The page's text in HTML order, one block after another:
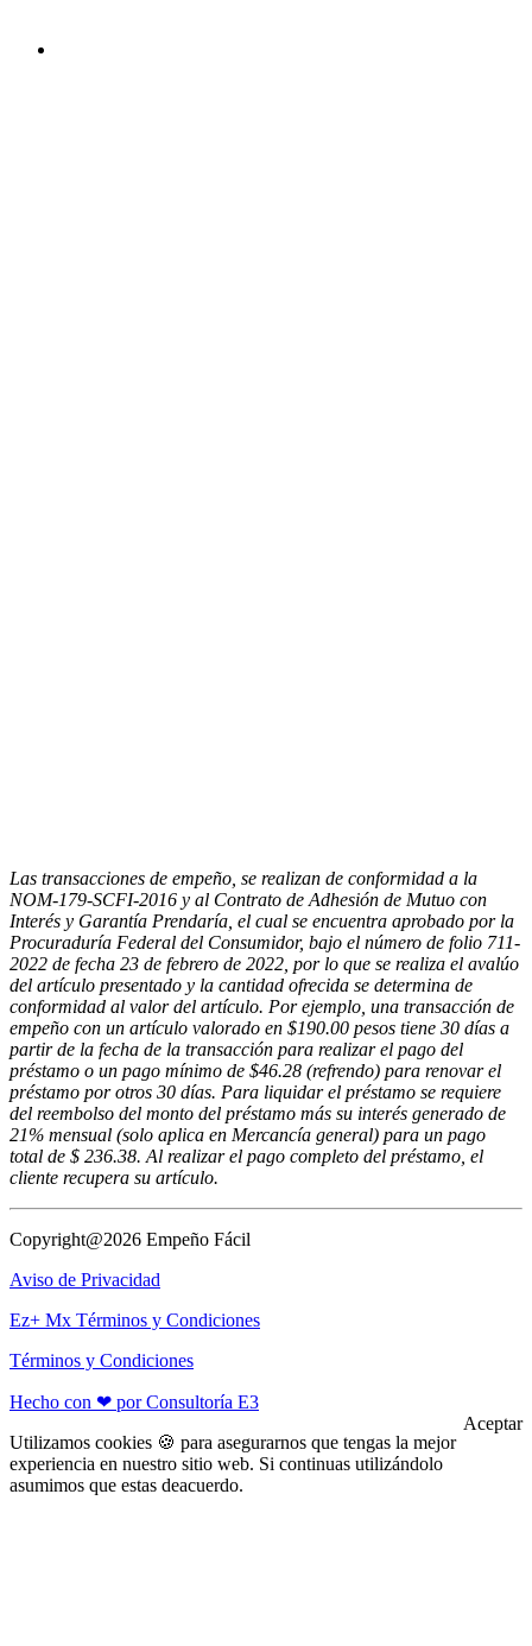
Las transacciones de empeño, se realizan de conformidad a la
NOM-179-SCFI-2016 y al Contrato de Adhesión de Mutuo con
Interés y Garantía Prendaría, el cual se encuentra aprobado por la
Procuraduría Federal del Consumidor, bajo el número de folio 711-
2022 de fecha 23 de febrero de 2022, por lo que se realiza el avalúo
del artículo presentado y la cantidad ofrecida se determina de
conformidad al valor del artículo. Por ejemplo, una transacción de
empeño con un artículo valorado en $190.00 pesos tiene 30 días a
partir de la fecha de la transacción para realizar el pago del
préstamo o un pago mínimo de $46.28 (refrendo) para renovar el
préstamo por otros 30 días. Para liquidar el préstamo se requiere
del reembolso del monto del préstamo más su interés generado de
21% mensual (solo aplica en Mercancía general) para un pago
total de $ 236.38. Al realizar el pago completo del préstamo, el
cliente recupera su artículo.
Copyright@2026 Empeño Fácil
Aviso de Privacidad
Ez+ Mx Términos y Condiciones
Términos y Condiciones
Hecho con ❤ por Consultoría E3
Utilizamos cookies 🍪 para asegurarnos que tengas la mejor
experiencia en nuestro sitio web. Si continuas utilizándolo
asumimos que estas deacuerdo.
Aceptar